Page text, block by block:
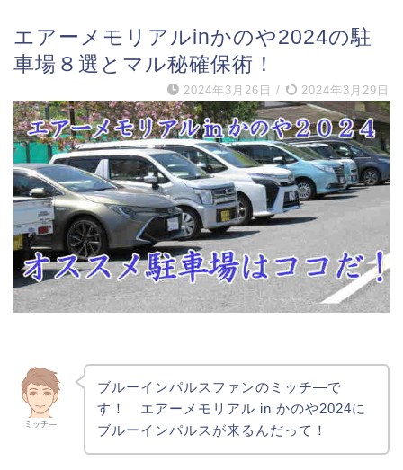
エアーメモリアルinかのや2024の駐
車場８選とマル秘確保術！
2024年3月26日 / 2024年3月29日
ミッチ―
ブルーインパルスファンのミッチ―で
す！ エアーメモリアル in かのや2024に
ブルーインパルスが来るんだって！